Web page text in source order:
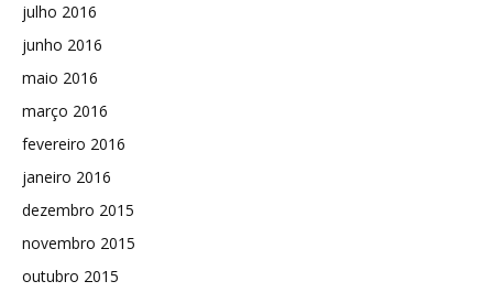
julho 2016
junho 2016
maio 2016
março 2016
fevereiro 2016
janeiro 2016
dezembro 2015
novembro 2015
outubro 2015